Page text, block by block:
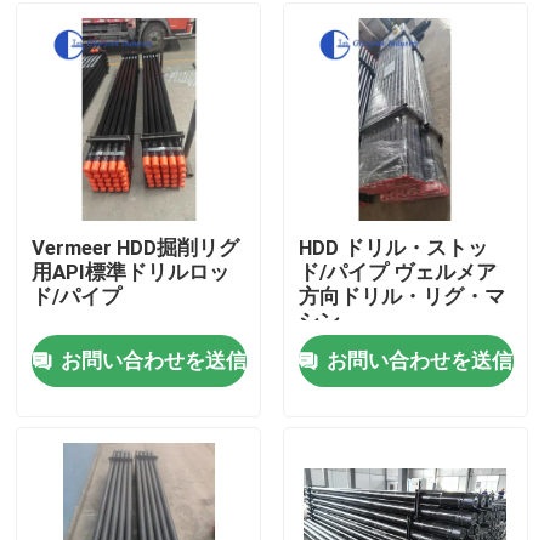
プロダクト
Vermeer HDD掘削リグ
用API標準ドリルロッ
ド/パイプ
お問い合わせを送信
HDD ドリル・ストッ
ド/パイプ ヴェルメア
方向ドリル・リグ・マ
シン
お問い合わせを送信